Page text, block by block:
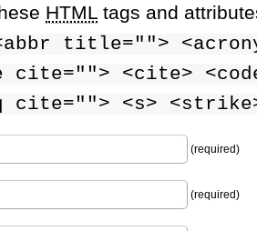
HTML tags and
title="">
cite=""> <cite>
cite=""> <s>
(required)
(required)